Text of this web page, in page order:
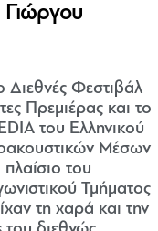
Γιώργου
Φεστιβάλ
Πρεμιέρας και το
του Ελληνικού
Μέσων
του
Τμήματος
τη χαρά και την